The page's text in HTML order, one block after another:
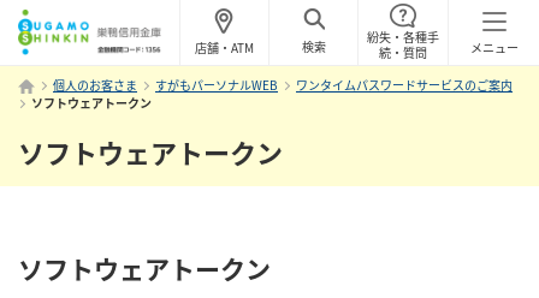
メニュー
店舗・ATM 検索
紛失・各種手
続・質問
個人のお客さま
すがもパーソナルWEB
ワンタイムパスワードサービスのご案内
ソフトウェアトークン
ソフトウェアトークン
ソフトウェアトークン